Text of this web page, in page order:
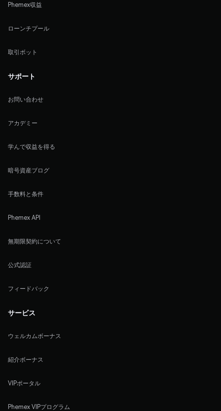
Phemex収益
ローンチプール
取引ボット
サポート
お問い合わせ
アカデミー
学んで収益を得る
暗号資産ブログ
手数料と条件
Phemex API
無期限契約について
公式認証
フィードバック
サービス
ウェルカムボーナス
紹介ボーナス
VIPポータル
Phemex VIPプログラム